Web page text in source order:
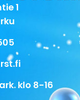
1
klo 8-16